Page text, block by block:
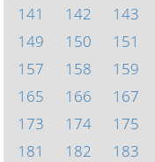
141
142 143
149
150 151
157
158 159
165
166 167
173
174 175
181
182 183